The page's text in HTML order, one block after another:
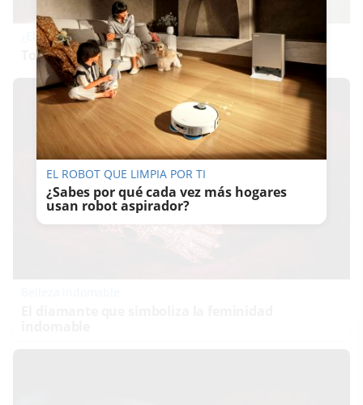
¿El tuyo está en la lista?
Top pasaportes que te dejan viajar sin visado
EL ROBOT QUE LIMPIA POR TI
¿Sabes por qué cada vez más hogares
usan robot aspirador?